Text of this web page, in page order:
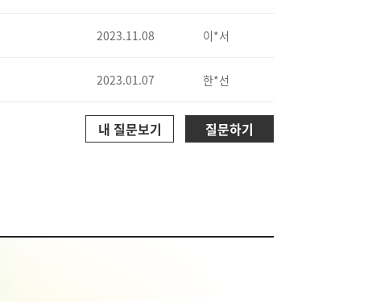
2023.11.08 이*서
2023.01.07 한*선
내 질문보기 질문하기